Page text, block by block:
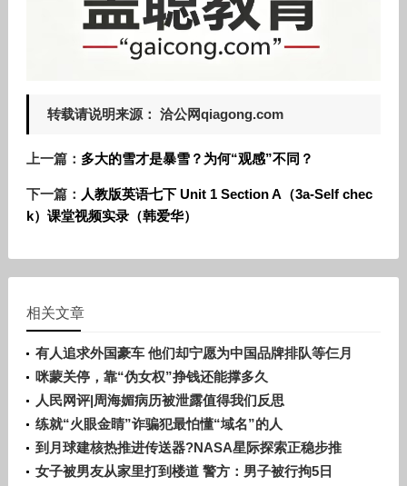
转载请说明来源： 洽公网qiagong.com
上一篇： 多大的雪才是暴雪？为何“观感”不同？
下一篇： 人教版英语七下 Unit 1 Section A（3a-Self chec
k）课堂视频实录（韩爱华）
相关文章
有人追求外国豪车 他们却宁愿为中国品牌排队等仨月
咪蒙关停，靠“伪女权”挣钱还能撑多久
人民网评|周海媚病历被泄露值得我们反思
练就“火眼金睛”诈骗犯最怕懂“域名”的人
到月球建核热推进传送器?NASA星际探索正稳步推
进
女子被男友从家里打到楼道 警方：男子被行拘5日